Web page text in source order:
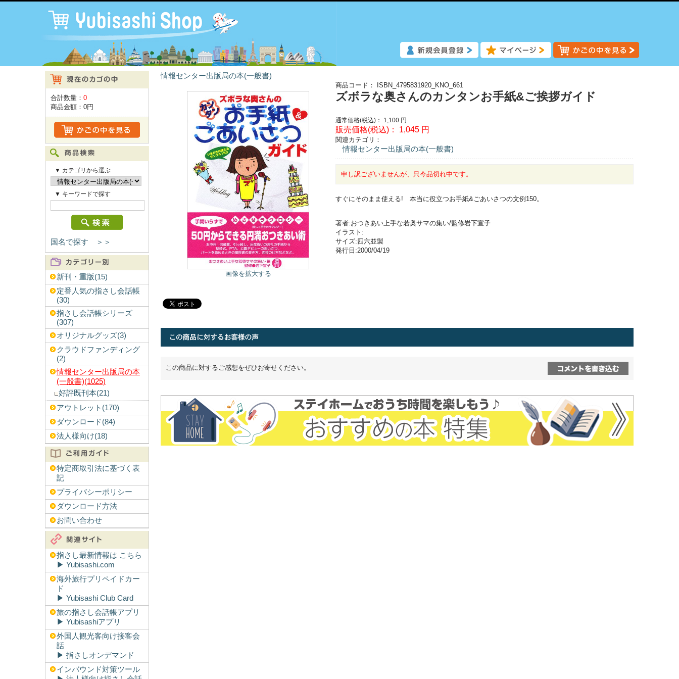
合計数量： 0
商品金額： 0円
▼ カテゴリから選ぶ
▼ キーワードで探す
国名で探す ＞＞
新刊・重版(15)
定番人気の指さし会話帳
(30)
指さし会話帳シリーズ
(307)
オリジナルグッズ(3)
クラウドファンディング
(2)
情報センター出版局の本
(一般書)(1025)
好評既刊本(21)
アウトレット(170)
ダウンロード(84)
法人様向け(18)
特定商取引法に基づく表
記
プライバシーポリシー
ダウンロード方法
お問い合わせ
指さし最新情報は こちら
▶︎ Yubisashi.com
海外旅行プリペイドカー
ド
▶︎ Yubisashi Club Card
旅の指さし会話帳アプリ
▶︎ Yubisashiアプリ
外国人観光客向け接客会
話
▶︎ 指さしオンデマンド
インバウンド対策ツール
情報センター出版局の本(一般書)
画像を拡大する
商品コード： ISBN_4795831920_KNO_661
ズボラな奥さんのカンタンお手紙&ご挨拶ガイド
通常価格(税込)： 1,100 円
販売価格(税込)： 1,045 円
関連カテゴリ：
情報センター出版局の本(一般書)
申し訳ございませんが、只今品切れ中です。
すぐにそのまま使える! 本当に役立つお手紙&ごあいさつの文例150。
著者:おつきあい上手な若奥サマの集い/監修岩下宣子
イラスト:
サイズ:四六並製
発行日:2000/04/19
この商品に対するご感想をぜひお寄せください。